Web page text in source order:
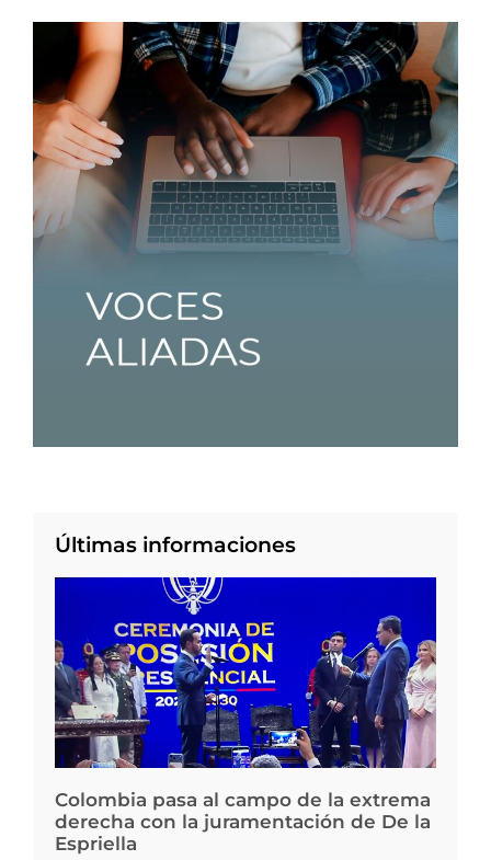
Últimas informaciones
Colombia pasa al campo de la extrema
derecha con la juramentación de De la
Espriella